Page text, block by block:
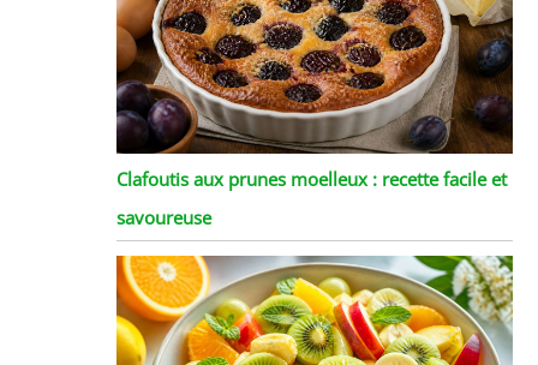
Clafoutis aux prunes moelleux : recette facile et
savoureuse